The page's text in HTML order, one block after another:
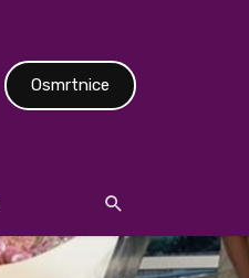
Osmrtnice